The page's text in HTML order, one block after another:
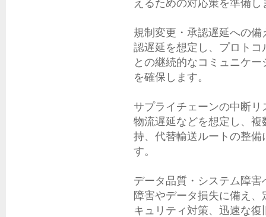
えるための対応策を準備し
規制変更・承認遅延への
認遅延を想定し、プロト
との継続的なコミュニケ
を確保します。
サプライチェーンの中断
物流遅延などを想定し、
持、代替輸送ルートの整
す。
データ品質・システム障
障害やデータ損失に備え
キュリティ対策、迅速な